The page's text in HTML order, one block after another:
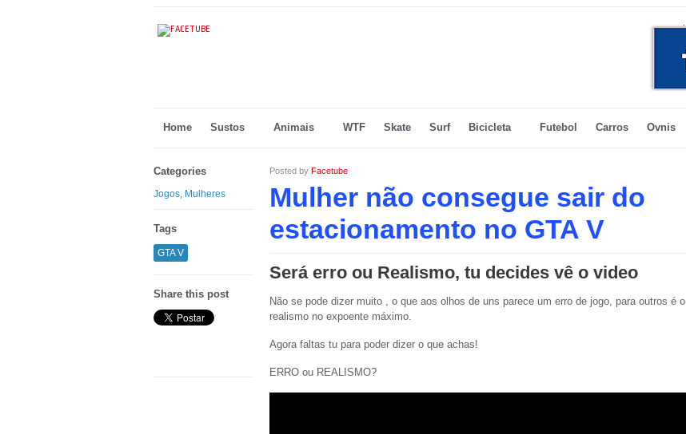
Home Sustos Animais WTF Skate Surf Bicicleta Futebol Carros Ovnis
Categories
Jogos, Mulheres
Tags
GTA V
Share this post
Posted by Facetube
Mulher não consegue sair do
estacionamento no GTA V
Será erro ou Realismo, tu decides vê o video
Não se pode dizer muito , o que aos olhos de uns parece um erro de jogo, para outros é o
realismo no expoente máximo.
Agora faltas tu para poder dizer o que achas!
ERRO ou REALISMO?